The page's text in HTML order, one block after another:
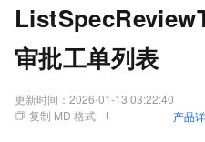
审批工单列表
更新时间： 2026-01-13 03:22:40
复制 MD 格式
产品